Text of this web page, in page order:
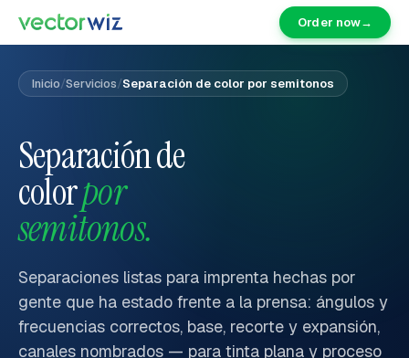
Order now→
Inicio/Servicios/Separación de color por semitonos
Separación de
colorpor
semitonos.
Separaciones listas para imprenta hechas por
gente que ha estado frente a la prensa: ángulos y
frecuencias correctos, base, recorte y expansión,
canales nombrados — para tinta plana y proceso